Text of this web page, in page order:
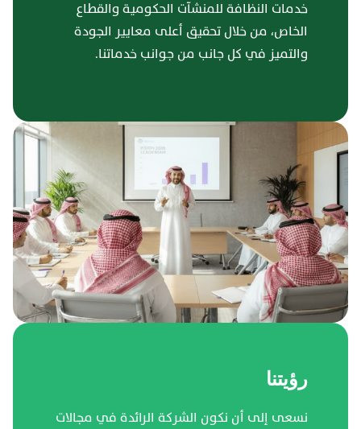
خدمات النظافة للمنشآت الحكومية والقطاع
الخاص، من خلال تحقيق أعلى معايير الجودة
والتميز في كل جانب من جوانب خدماتنا.
رؤيتنا
نسعى إلى أن نكون الشركة الرائدة في مجالات